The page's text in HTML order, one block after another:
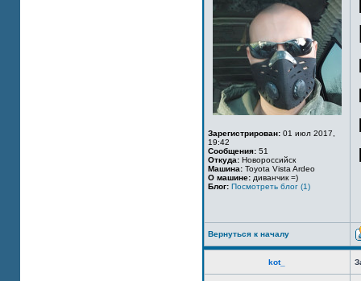
Зарегистрирован: 01 июл 2017,
19:42
Сообщения: 51
Откуда: Новороссийск
Машина: Toyota Vista Ardeo
О машине: диванчик =)
Блог: Посмотреть блог (1)
Вернуться к началу
kot_